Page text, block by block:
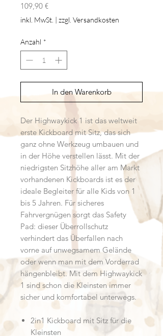
109,90 €Preis
inkl. MwSt. | zzgl. Versandkosten
Anzahl *
In den Warenkorb
Der Highwaykick 1 ist das weltweit
erste Kickboard mit Sitz, das sich
ganz ohne Werkzeug umbauen und
in der Höhe verstellen lässt. Mit der
niedrigsten Sitzhöhe aller am Markt
vorhandenen Kickboards ist es der
ideale Begleiter für alle Kids von 1
bis 5 Jahren. Für sicheres
Fahrvergnügen sorgt das Safety
Pad: dieser Überrollschutz
verhindert das Überfallen nach
vorne auf unwegsamem Gelände
oder wenn man mit dem Vorderrad
hängenbleibt. Mit dem Highwaykick
1 sind schon die Kleinsten immer
sicher und komfortabel unterwegs.
2in1 Kickboard mit Sitz für die
Kleinsten